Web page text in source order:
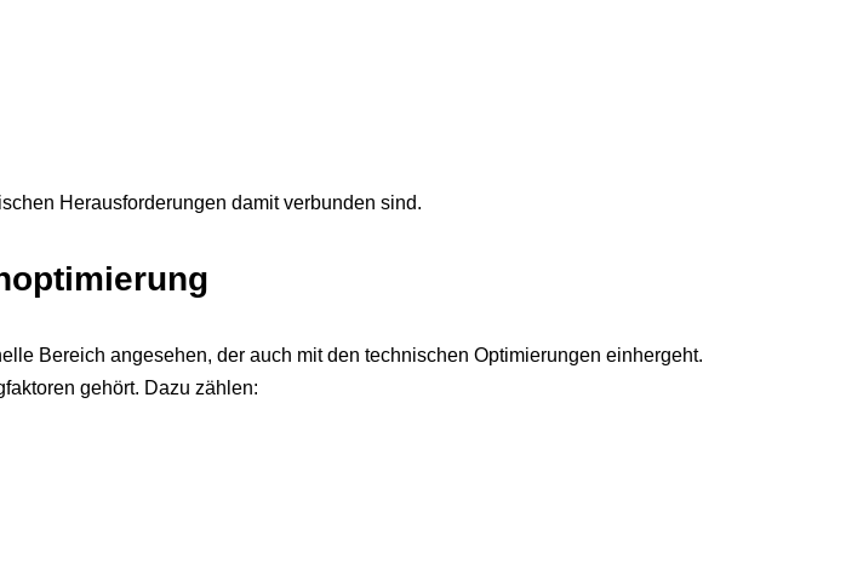
Herausforderungen damit verbunden sind.
Bereich angesehen, der auch mit den technischen Optimierungen einhergeht.
gehört. Dazu zählen: